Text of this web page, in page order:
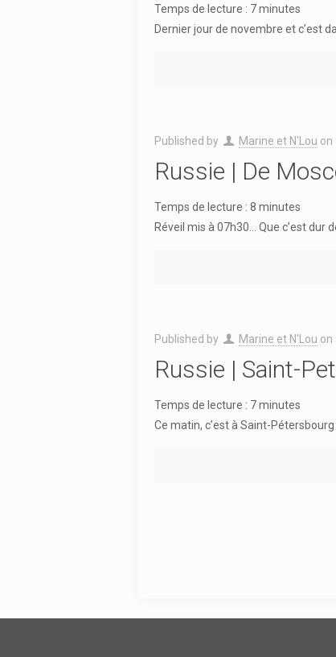
Temps de lecture : 7 minutes
Dernier jour de novembre et c’est
Published by Marine et N'Lou on
Russie | De
Temps de lecture : 8 minutes
Réveil mis à 07h30… Que c’est dur
Published by Marine et N'Lou on
Russie | Saint-
Temps de lecture : 7 minutes
Ce matin, c’est à Saint-